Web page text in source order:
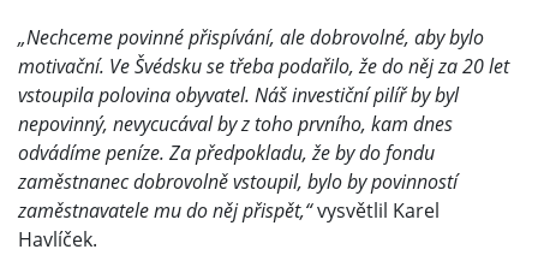
„Nechceme povinné přispívání, ale dobrovolné, aby bylo
motivační. Ve Švédsku se třeba podařilo, že do něj za 20 let
vstoupila polovina obyvatel. Náš investiční pilíř by byl
nepovinný, nevycucával by z toho prvního, kam dnes
odvádíme peníze. Za předpokladu, že by do fondu
zaměstnanec dobrovolně vstoupil, bylo by povinností
zaměstnavatele mu do něj přispět,“vysvětlil Karel
Havlíček.